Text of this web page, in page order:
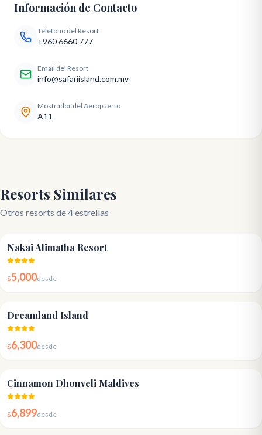
Información de Contacto
Teléfono del Resort
+960 6660 777
Email del Resort
info@safariisland.com.mv
Mostrador del Aeropuerto
A11
Resorts Similares
Otros resorts de 4 estrellas
Nakai Alimatha Resort
$5,000desde
Dreamland Island
$6,300desde
Cinnamon Dhonveli Maldives
$6,899desde